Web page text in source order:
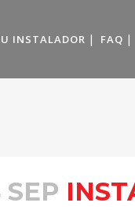
INSTALADOR FAQ